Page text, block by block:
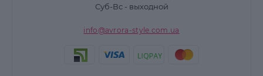
Суб-Вс - выходной
info@avrora-style.com.ua